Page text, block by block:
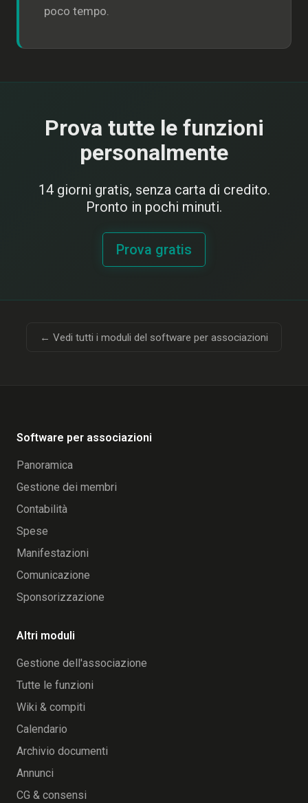
poco tempo.
Prova tutte le funzioni
personalmente
14 giorni gratis, senza carta di credito.
Pronto in pochi minuti.
Prova gratis
← Vedi tutti i moduli del software per associazioni
Software per associazioni
Panoramica
Gestione dei membri
Contabilità
Spese
Manifestazioni
Comunicazione
Sponsorizzazione
Altri moduli
Gestione dell'associazione
Tutte le funzioni
Wiki & compiti
Calendario
Archivio documenti
Annunci
CG & consensi